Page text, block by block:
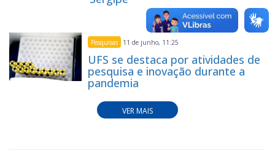
Pesquisas 11 de junho, 11:25
UFS se destaca por atividades de
pesquisa e inovação durante a
pandemia
VER MAIS